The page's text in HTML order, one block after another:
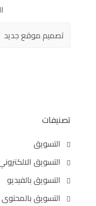
تصنيفات
التسويق
التسويق
التسويق بالفيديو
التسويق بالمحتوى